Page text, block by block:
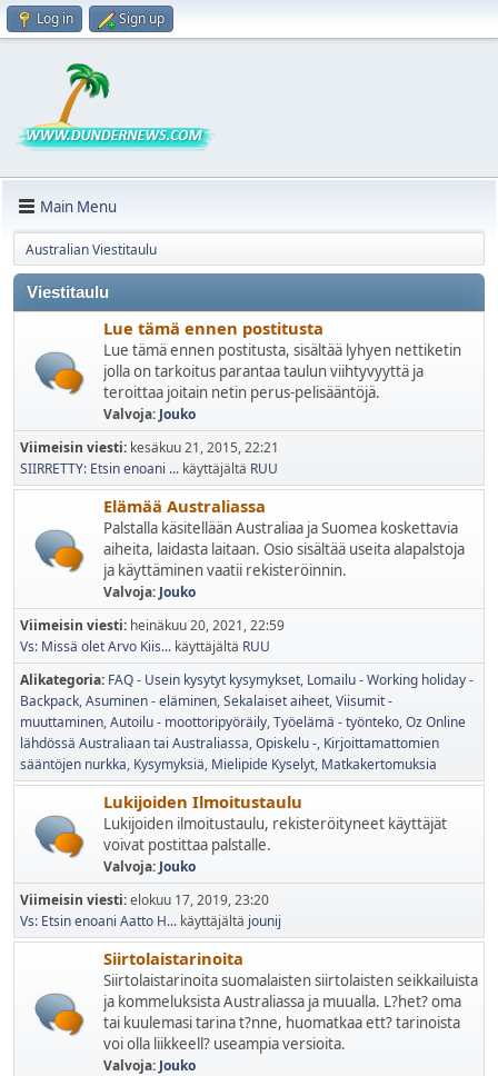
Log in Sign up
Main Menu
Australian Viestitaulu
Viestitaulu
Lue tämä ennen postitusta
Lue tämä ennen postitusta, sisältää lyhyen nettiketin
jolla on tarkoitus parantaa taulun viihtyvyyttä ja
teroittaa joitain netin perus-pelisääntöjä.
Valvoja: Jouko
Viimeisin viesti: kesäkuu 21, 2015, 22:21
SIIRRETTY: Etsin enoani ... käyttäjältä RUU
Elämää Australiassa
Palstalla käsitellään Australiaa ja Suomea koskettavia
aiheita, laidasta laitaan. Osio sisältää useita alapalstoja
ja käyttäminen vaatii rekisteröinnin.
Valvoja: Jouko
Viimeisin viesti: heinäkuu 20, 2021, 22:59
Vs: Missä olet Arvo Kiis... käyttäjältä RUU
Alikategoria FAQ - Usein kysytyt kysymykset Lomailu - Working holiday -
Backpack Asuminen - eläminen Sekalaiset aiheet Viisumit -
muuttaminen Autoilu - moottoripyöräily Työelämä - työnteko Oz Online
lähdössä Australiaan tai Australiassa Opiskelu - Kirjoittamattomien
sääntöjen nurkka Kysymyksiä Mielipide Kyselyt Matkakertomuksia
Lukijoiden Ilmoitustaulu
Lukijoiden ilmoitustaulu, rekisteröityneet käyttäjät
voivat postittaa palstalle.
Valvoja: Jouko
Viimeisin viesti:elokuu 17, 2019, 23:20
Vs: Etsin enoani Aatto H... käyttäjältä jounij
Siirtolaistarinoita
Siirtolaistarinoita suomalaisten siirtolaisten seikkailuista
ja kommeluksista Australiassa ja muualla. L?het? oma
tai kuulemasi tarina t?nne, huomatkaa ett? tarinoista
voi olla liikkeell? useampia versioita.
Valvoja: Jouko